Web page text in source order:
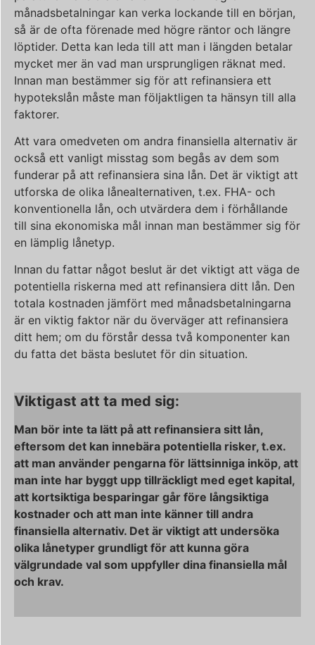
månadsbetalningar kan verka lockande till en början,
så är de ofta förenade med högre räntor och längre
löptider. Detta kan leda till att man i längden betalar
mycket mer än vad man ursprungligen räknat med.
Innan man bestämmer sig för att refinansiera ett
hypotekslån måste man följaktligen ta hänsyn till alla
faktorer.
Att vara omedveten om andra finansiella alternativ är
också ett vanligt misstag som begås av dem som
funderar på att refinansiera sina lån. Det är viktigt att
utforska de olika lånealternativen, t.ex. FHA- och
konventionella lån, och utvärdera dem i förhållande
till sina ekonomiska mål innan man bestämmer sig för
en lämplig lånetyp.
Innan du fattar något beslut är det viktigt att väga de
potentiella riskerna med att refinansiera ditt lån. Den
totala kostnaden jämfört med månadsbetalningarna
är en viktig faktor när du överväger att refinansiera
ditt hem; om du förstår dessa två komponenter kan
du fatta det bästa beslutet för din situation.
Viktigast att ta med sig:
Man bör inte ta lätt på att refinansiera sitt lån,
eftersom det kan innebära potentiella risker, t.ex.
att man använder pengarna för lättsinniga inköp, att
man inte har byggt upp tillräckligt med eget kapital,
att kortsiktiga besparingar går före långsiktiga
kostnader och att man inte känner till andra
finansiella alternativ. Det är viktigt att undersöka
olika lånetyper grundligt för att kunna göra
välgrundade val som uppfyller dina finansiella mål
och krav.